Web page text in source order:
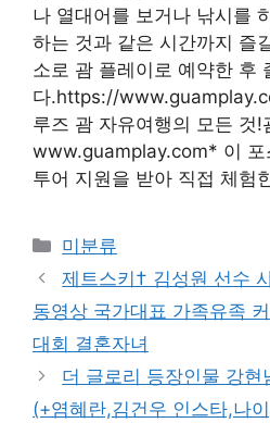
나 열대어를 보거나 낚시를
하는 것과 같은 시간까지 즐
소로 괌 플레이로 예약한 후
다.https://
루즈 괌 자유여행의 모든 것!
www.guamplay.com* 이 포
투어 지원을 받아 직접 체험
Categories
미분류
제트스키† 김성원 선수
동영상 국가대표 가족유족
대회 결혼자녀
더 글로리 등장인물 강현
(+염혜란,김건우 인스타,나